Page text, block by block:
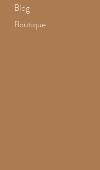
Blog
Boutique